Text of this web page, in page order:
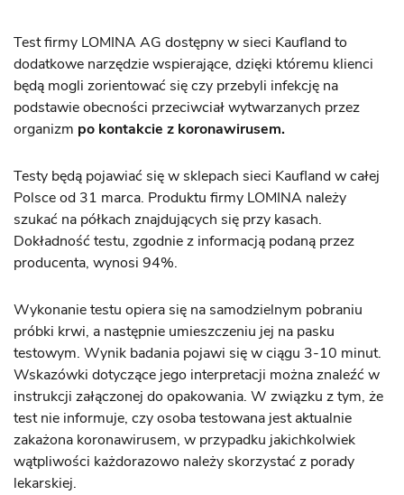
Test firmy LOMINA AG dostępny w sieci Kaufland to
dodatkowe narzędzie wspierające, dzięki któremu klienci
będą mogli zorientować się czy przebyli infekcję na
podstawie obecności przeciwciał wytwarzanych przez
organizm po kontakcie z koronawirusem.
Testy będą pojawiać się w sklepach sieci Kaufland w całej
Polsce od 31 marca. Produktu firmy LOMINA należy
szukać na półkach znajdujących się przy kasach.
Dokładność testu, zgodnie z informacją podaną przez
producenta, wynosi 94%.
Wykonanie testu opiera się na samodzielnym pobraniu
próbki krwi, a następnie umieszczeniu jej na pasku
testowym. Wynik badania pojawi się w ciągu 3-10 minut.
Wskazówki dotyczące jego interpretacji można znaleźć w
instrukcji załączonej do opakowania. W związku z tym, że
test nie informuje, czy osoba testowana jest aktualnie
zakażona koronawirusem, w przypadku jakichkolwiek
wątpliwości każdorazowo należy skorzystać z porady
lekarskiej.